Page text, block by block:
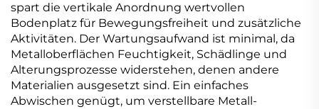
spart die vertikale Anordnung wertvollen
Bodenplatz für Bewegungsfreiheit und zusätzliche
Aktivitäten. Der Wartungsaufwand ist minimal, da
Metalloberflächen Feuchtigkeit, Schädlinge und
Alterungsprozesse widerstehen, denen andere
Materialien ausgesetzt sind. Ein einfaches
Abwischen genügt, um verstellbare Metall-